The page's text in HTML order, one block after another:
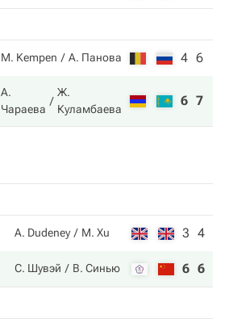
M. Kempen А. Панова 4 6
А.
Чараева
Ж.
Куламбаева
6 7
A. Dudeney M. Xu 3 4
С. Шувэй В. Синью 6 6